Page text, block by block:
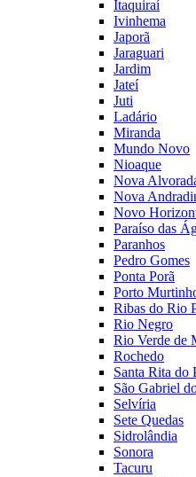
Itaquiraí
Ivinhema
Japorã
Jaraguari
Jardim
Jateí
Juti
Ladário
Miranda
Mundo Novo
Nioaque
Nova
Nova
Novo
Paraíso das
Paranhos
Pedro Gomes
Ponta Porã
Porto
Ribas do Rio
Rio Negro
Rio Verde de
Rochedo
Santa Rita do
São Gabriel
Selvíria
Sete Quedas
Sidrolândia
Sonora
Tacuru